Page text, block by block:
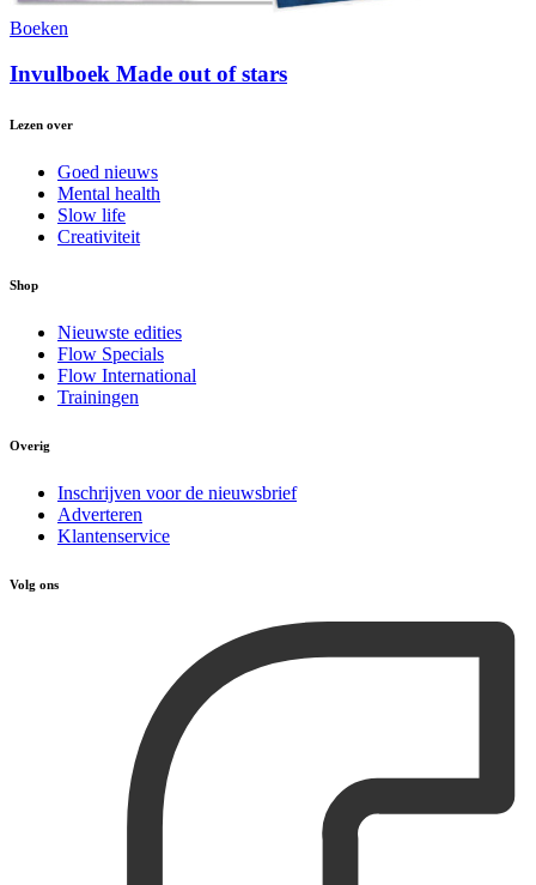
Boeken
Invulboek Made out of stars
Lezen over
Goed nieuws
Mental health
Slow life
Creativiteit
Shop
Nieuwste edities
Flow Specials
Flow International
Trainingen
Overig
Inschrijven voor de nieuwsbrief
Adverteren
Klantenservice
Volg ons